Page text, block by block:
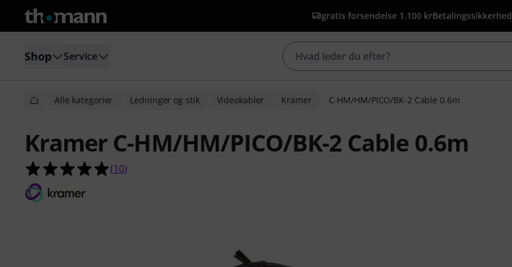
gratis forsendelse 1.100 krBetalingssikkerhed
Shop Service
Alle kategorier Ledninger og stik Videokabler Kramer C-HM/HM/PICO/BK-2 Cable 0.6m
Kramer C-HM/HM/PICO/BK-2 Cable 0.6m
4.9 ud af 5 stjerner fra 10 kundebedømmelser
(10)